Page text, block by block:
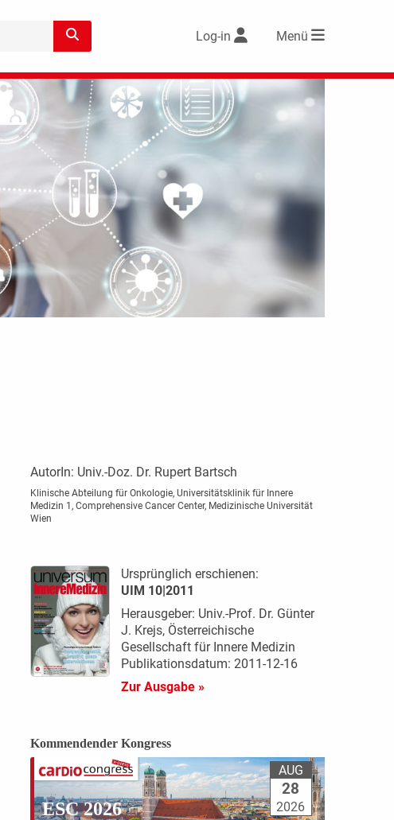
Log-in Menü
AutorIn: Univ.-Doz. Dr. Rupert Bartsch
Klinische Abteilung für Onkologie, Universitätsklinik für Innere
Medizin 1, Comprehensive Cancer Center, Medizinische Universität
Wien
Ursprünglich erschienen:
UIM 10|2011
Herausgeber: Univ.-Prof. Dr. Günter
J. Krejs, Österreichische
Gesellschaft für Innere Medizin
Publikationsdatum: 2011-12-16
Zur Ausgabe »
Kommendender Kongress
ESC 2026
AUG
28
2026